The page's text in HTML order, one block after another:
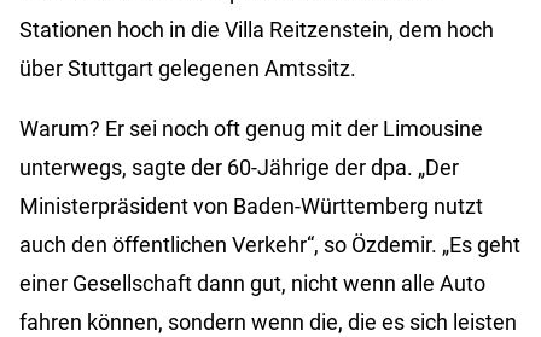
Stationen hoch in die Villa Reitzenstein, dem hoch
über Stuttgart gelegenen Amtssitz.
Warum? Er sei noch oft genug mit der Limousine
unterwegs, sagte der 60-Jährige der dpa. „Der
Ministerpräsident von Baden-Württemberg nutzt
auch den öffentlichen Verkehr“, so Özdemir. „Es geht
einer Gesellschaft dann gut, nicht wenn alle Auto
fahren können, sondern wenn die, die es sich leisten